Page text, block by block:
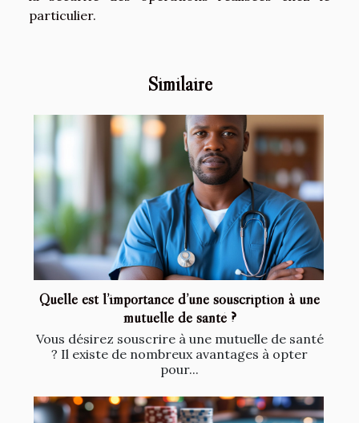
particulier.
Similaire
Quelle est l’importance d’une souscription à une
mutuelle de santé ?
Vous désirez souscrire à une mutuelle de santé
? Il existe de nombreux avantages à opter
pour...